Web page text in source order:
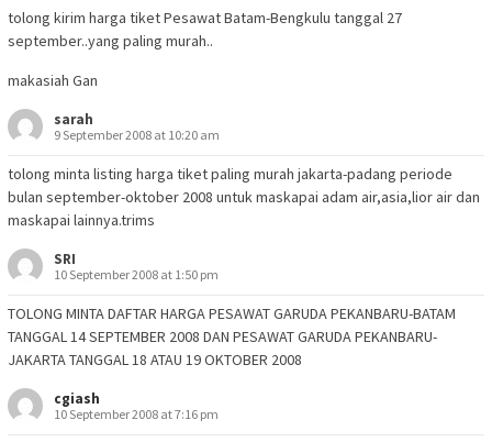
tolong kirim harga tiket Pesawat Batam-Bengkulu tanggal 27
september..yang paling murah..
makasiah Gan
sarah
9 September 2008 at 10:20 am
tolong minta listing harga tiket paling murah jakarta-padang periode
bulan september-oktober 2008 untuk maskapai adam air,asia,lior air dan
maskapai lainnya.trims
SRI
10 September 2008 at 1:50 pm
TOLONG MINTA DAFTAR HARGA PESAWAT GARUDA PEKANBARU-BATAM
TANGGAL 14 SEPTEMBER 2008 DAN PESAWAT GARUDA PEKANBARU-
JAKARTA TANGGAL 18 ATAU 19 OKTOBER 2008
cgiash
10 September 2008 at 7:16 pm